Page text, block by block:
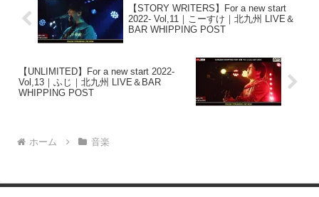
【STORY WRITERS】For a new start
2022- Vol,11｜こーすけ｜北九州 LIVE＆
BAR WHIPPING POST
【UNLIMITED】For a new start 2022-
Vol,13｜ふじ｜北九州 LIVE＆BAR
WHIPPING POST
ホーム 音楽